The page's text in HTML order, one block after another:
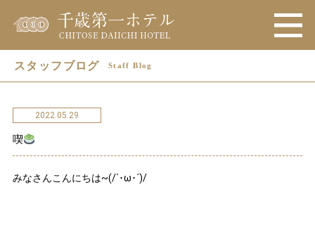
スタッフブログ Staff Blog
2022.05.29
喫
みなさんこんにちは~(/`･ω･´)/